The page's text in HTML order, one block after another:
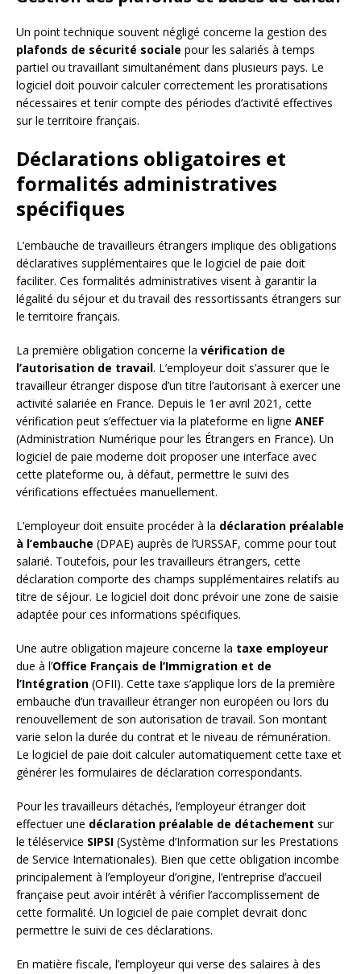
Un point technique souvent négligé concerne la gestion des
plafonds de sécurité sociale pour les salariés à temps
partiel ou travaillant simultanément dans plusieurs pays. Le
logiciel doit pouvoir calculer correctement les proratisations
nécessaires et tenir compte des périodes d’activité effectives
sur le territoire français.
Déclarations obligatoires et
formalités administratives
spécifiques
L’embauche de travailleurs étrangers implique des obligations
déclaratives supplémentaires que le logiciel de paie doit
faciliter. Ces formalités administratives visent à garantir la
légalité du séjour et du travail des ressortissants étrangers sur
le territoire français.
La première obligation concerne la vérification de
l’autorisation de travail. L’employeur doit s’assurer que le
travailleur étranger dispose d’un titre l’autorisant à exercer une
activité salariée en France. Depuis le 1er avril 2021, cette
vérification peut s’effectuer via la plateforme en ligne ANEF
(Administration Numérique pour les Étrangers en France). Un
logiciel de paie moderne doit proposer une interface avec
cette plateforme ou, à défaut, permettre le suivi des
vérifications effectuées manuellement.
L’employeur doit ensuite procéder à la déclaration préalable
à l’embauche (DPAE) auprès de l’URSSAF, comme pour tout
salarié. Toutefois, pour les travailleurs étrangers, cette
déclaration comporte des champs supplémentaires relatifs au
titre de séjour. Le logiciel doit donc prévoir une zone de saisie
adaptée pour ces informations spécifiques.
Une autre obligation majeure concerne la taxe employeur
due à l’Office Français de l’Immigration et de
l’Intégration (OFII). Cette taxe s’applique lors de la première
embauche d’un travailleur étranger non européen ou lors du
renouvellement de son autorisation de travail. Son montant
varie selon la durée du contrat et le niveau de rémunération.
Le logiciel de paie doit calculer automatiquement cette taxe et
générer les formulaires de déclaration correspondants.
Pour les travailleurs détachés, l’employeur étranger doit
effectuer une déclaration préalable de détachement sur
le téléservice SIPSI (Système d’Information sur les Prestations
de Service Internationales). Bien que cette obligation incombe
principalement à l’employeur d’origine, l’entreprise d’accueil
française peut avoir intérêt à vérifier l’accomplissement de
cette formalité. Un logiciel de paie complet devrait donc
permettre le suivi de ces déclarations.
En matière fiscale, l’employeur qui verse des salaires à des